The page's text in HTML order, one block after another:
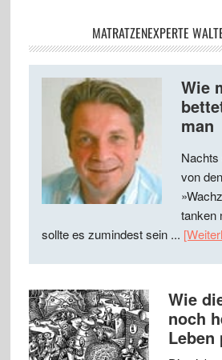
MATRATZENEXPERTE
Wie
man
Nachts
von
tanken
sollte es zumindest sein ...
Wie
noch
Leben